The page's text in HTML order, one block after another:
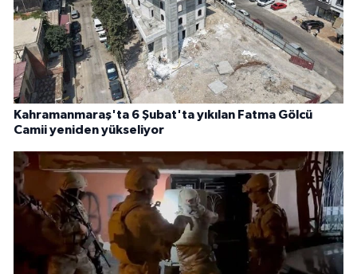
Kahramanmaraş'ta 6 Şubat'ta yıkılan Fatma Gölcü
Camii yeniden yükseliyor